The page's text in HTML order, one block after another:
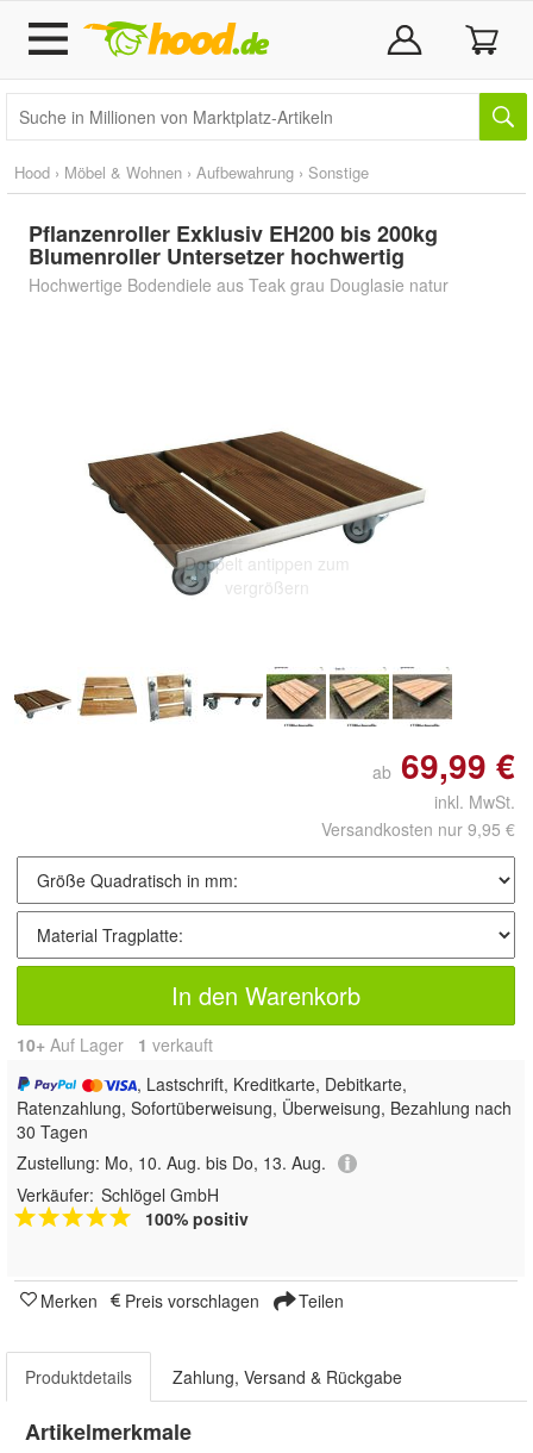
Hood › Möbel & Wohnen › Aufbewahrung › Sonstige
Pflanzenroller Exklusiv EH200 bis 200kg
Blumenroller Untersetzer hochwertig
Hochwertige Bodendiele aus Teak grau Douglasie natur
Doppelt antippen zum
vergrößern
ab 69,99 €
inkl. MwSt.
Versandkosten nur 9,95 €
In den Warenkorb
10+ Auf Lager 1 verkauft
, Lastschrift, Kreditkarte, Debitkarte,
Ratenzahlung, Sofortüberweisung, Überweisung, Bezahlung nach
30 Tagen
Zustellung: Mo, 10. Aug. bis Do, 13. Aug.
Verkäufer: Schlögel GmbH
100% positiv
Merken Preis vorschlagen Teilen
Produktdetails Zahlung, Versand & Rückgabe
Artikelmerkmale